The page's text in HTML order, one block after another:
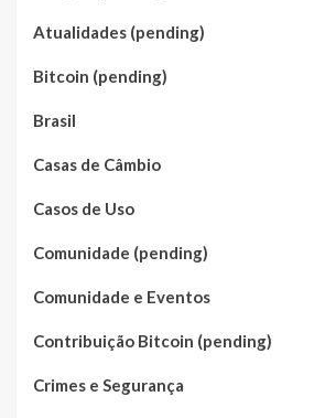
Atualidades (pending)
Bitcoin (pending)
Brasil
Casas de Câmbio
Casos de Uso
Comunidade (pending)
Comunidade e Eventos
Contribuição Bitcoin (pending)
Crimes e Segurança